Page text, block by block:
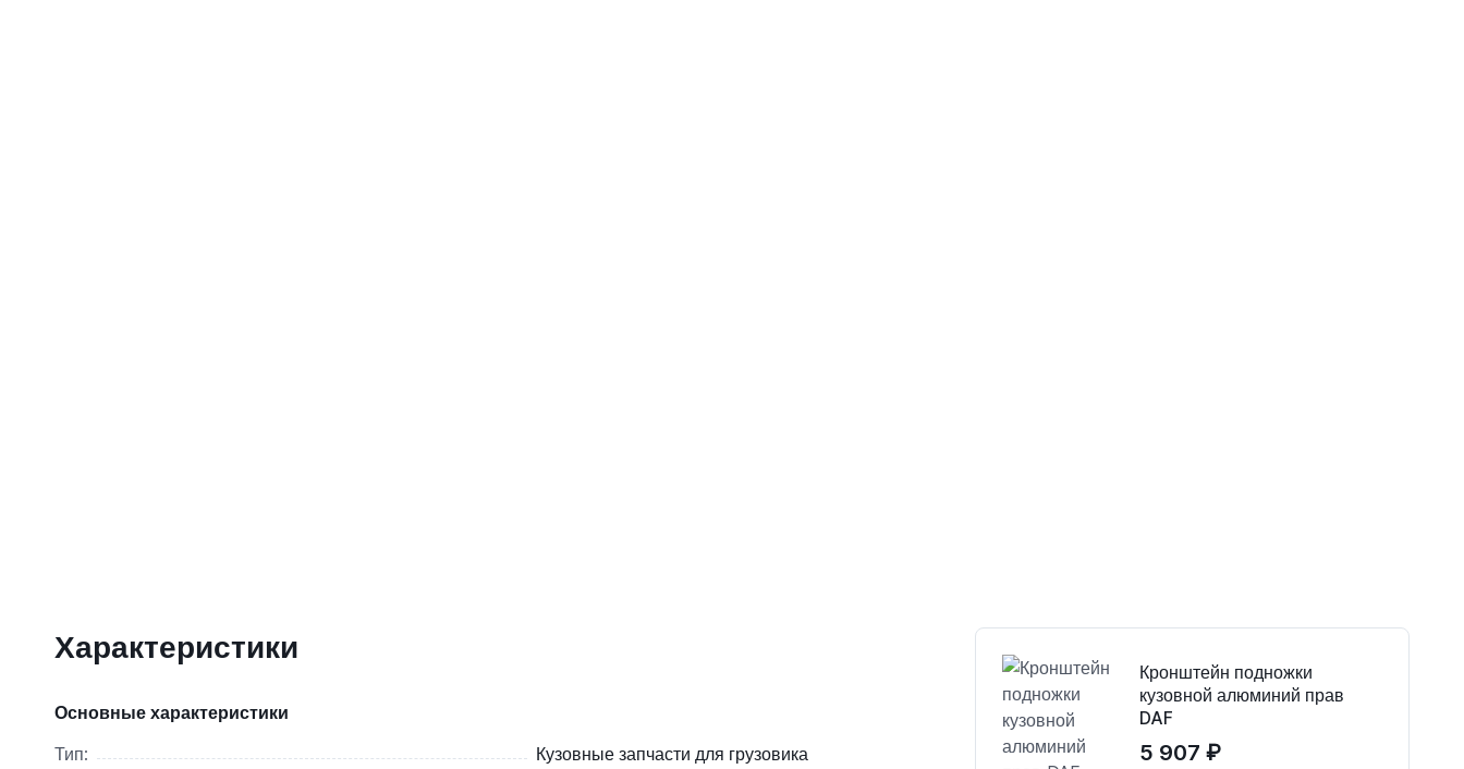
Характеристики
Основные характеристики
Тип:
Кузовные запчасти для грузовика
Кронштейн подножки
кузовной алюминий прав
DAF
5 907 ₽